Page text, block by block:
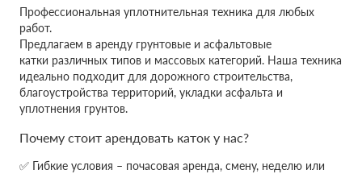
Профессиональная уплотнительная техника для любых
работ.
Предлагаем в аренду грунтовые и асфальтовые
катки различных типов и массовых категорий. Наша техника
идеально подходит для дорожного строительства,
благоустройства территорий, укладки асфальта и
уплотнения грунтов.
Почему стоит арендовать каток у нас?
✅ Гибкие условия – почасовая аренда, смену, неделю или